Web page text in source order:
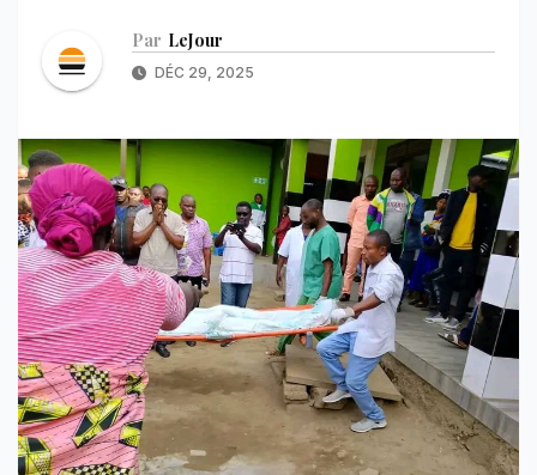
Par LeJour
DÉC 29, 2025